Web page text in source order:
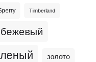
Timberland
бежевый
золото